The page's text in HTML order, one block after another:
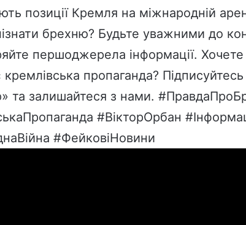
позиції Кремля на міжнародній
брехню? Будьте уважними до
першоджерела інформації.
пропаганда?
та залишайтеся з нами.
#ВікторОрбан
#ФейковіНовини